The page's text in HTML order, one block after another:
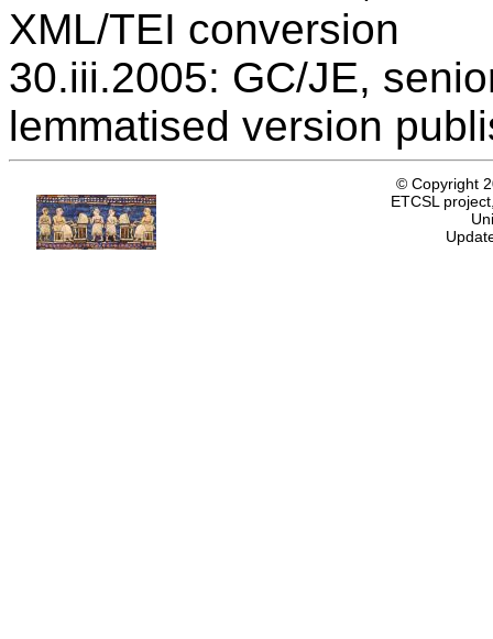
XML/TEI conversion
30.iii.2005: GC/JE,
lemmatised version
© Copyright
ETCSL